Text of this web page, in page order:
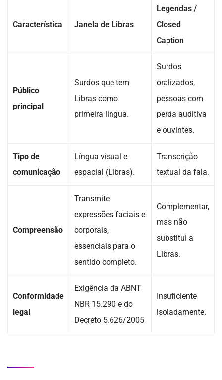
Característica Janela de Libras
Legendas /
Closed
Caption
Público
principal
Surdos que tem
Libras como
primeira língua.
Surdos
oralizados,
pessoas com
perda auditiva
e ouvintes.
Tipo de
comunicação
Língua visual e
espacial (Libras).
Transcrição
textual da fala.
Compreensão
Transmite
expressões faciais e
corporais,
essenciais para o
sentido completo.
Complementar,
mas não
substitui a
Libras.
Conformidade
legal
Exigência da ABNT
NBR 15.290 e do
Decreto 5.626/2005
Insuficiente
isoladamente.